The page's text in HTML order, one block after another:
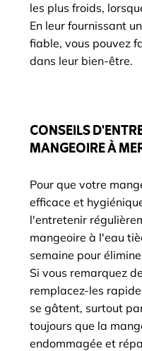
les plus froids,
En leur fournissant
fiable, vous pouvez
dans leur bien-être.
CONSEILS
MANGEOIRE À
Pour que votre
efficace et
l'entretenir
mangeoire à l'eau
semaine pour
Si vous remarquez
remplacez-les
se gâtent, surtout
toujours que la
endommagée et